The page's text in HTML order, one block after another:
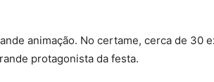
animação. No certame, cerca de
protagonista da festa.